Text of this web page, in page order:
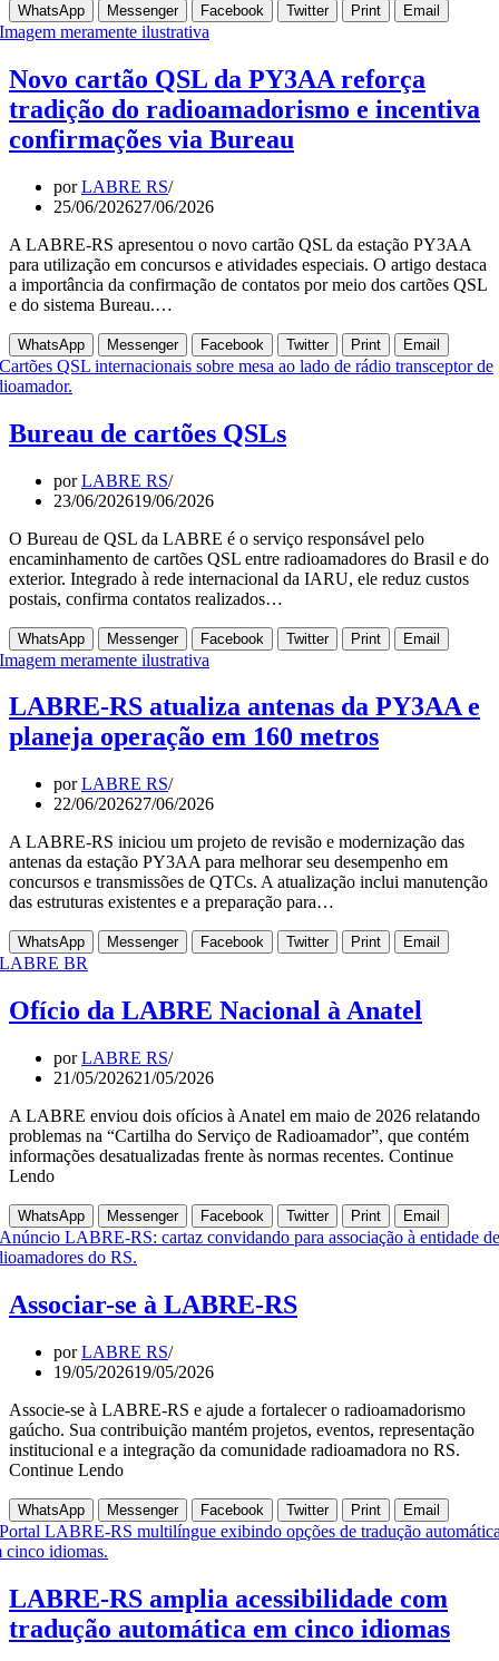
WhatsApp Messenger Facebook Twitter Print Email
Novo cartão QSL da PY3AA reforça
tradição do radioamadorismo e incentiva
confirmações via Bureau
porLABRE RS
25/06/202627/06/2026
A LABRE-RS apresentou o novo cartão QSL da estação PY3AA
para utilização em concursos e atividades especiais. O artigo destaca
a importância da confirmação de contatos por meio dos cartões QSL
e do sistema Bureau.…
WhatsApp Messenger Facebook Twitter Print Email
Bureau de cartões QSLs
porLABRE RS
23/06/202619/06/2026
O Bureau de QSL da LABRE é o serviço responsável pelo
encaminhamento de cartões QSL entre radioamadores do Brasil e do
exterior. Integrado à rede internacional da IARU, ele reduz custos
postais, confirma contatos realizados…
WhatsApp Messenger Facebook Twitter Print Email
LABRE-RS atualiza antenas da PY3AA e
planeja operação em 160 metros
porLABRE RS
22/06/202627/06/2026
A LABRE-RS iniciou um projeto de revisão e modernização das
antenas da estação PY3AA para melhorar seu desempenho em
concursos e transmissões de QTCs. A atualização inclui manutenção
das estruturas existentes e a preparação para…
WhatsApp Messenger Facebook Twitter Print Email
Ofício da LABRE Nacional à Anatel
porLABRE RS
21/05/202621/05/2026
A LABRE enviou dois ofícios à Anatel em maio de 2026 relatando
problemas na “Cartilha do Serviço de Radioamador”, que contém
informações desatualizadas frente às normas recentes. Continue
Lendo
WhatsApp Messenger Facebook Twitter Print Email
Associar-se à LABRE-RS
porLABRE RS
19/05/202619/05/2026
Associe-se à LABRE-RS e ajude a fortalecer o radioamadorismo
gaúcho. Sua contribuição mantém projetos, eventos, representação
institucional e a integração da comunidade radioamadora no RS.
Continue Lendo
WhatsApp Messenger Facebook Twitter Print Email
LABRE-RS amplia acessibilidade com
tradução automática em cinco idiomas